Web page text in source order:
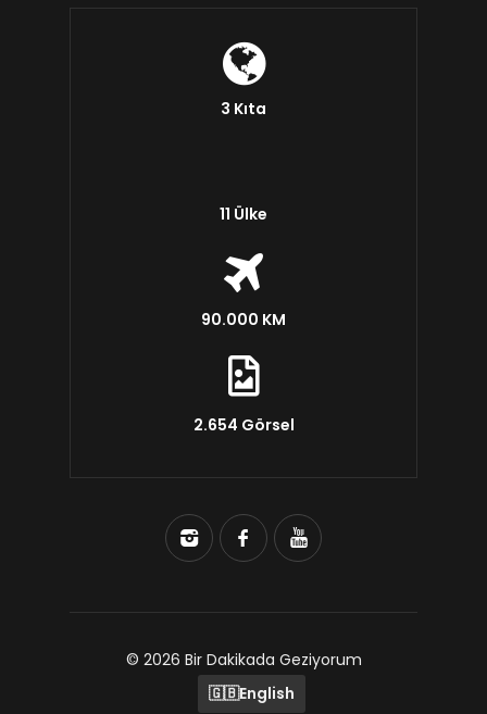
3 Kıta
11 Ülke
90.000 KM
2.654 Görsel
© 2026 Bir Dakikada Geziyorum
🇬🇧English